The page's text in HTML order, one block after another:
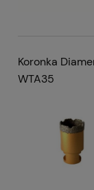
Koronka
WTA35